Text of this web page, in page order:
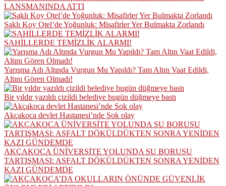
LANSMANINDA ATTI
Saklı Koy Otel’de Yoğunluk: Misafirler Yer Bulmakta Zorlandı
SAHİLLERDE TEMİZLİK ALARMI!
Yarışma Adı Altında Vurgun Mu Yapıldı? Tam Altın Vaat Edildi,
Altını Gören Olmadı!
Bir yıldır yazıldı çizildi belediye bugün düğmeye bastı
Akçakoca devlet Hastanesi’nde Şok olay
AKÇAKOCA ÜNİVERSİTE YOLUNDA SU BORUSU
TARTIŞMASI: ASFALT DÖKÜLDÜKTEN SONRA YENİDEN
KAZI GÜNDEMDE